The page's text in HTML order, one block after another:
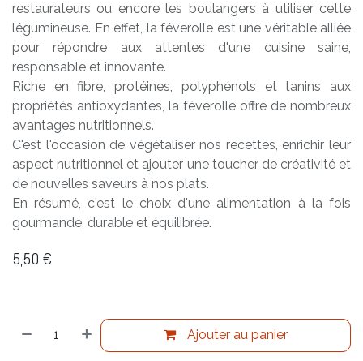
restaurateurs ou encore les boulangers à utiliser cette
légumineuse. En effet, la féverolle est une véritable alliée
pour répondre aux attentes d'une cuisine saine,
responsable et innovante.
Riche en fibre, protéines, polyphénols et tanins aux
propriétés antioxydantes, la féverolle offre de nombreux
avantages nutritionnels.
C'est l'occasion de végétaliser nos recettes, enrichir leur
aspect nutritionnel et ajouter une toucher de créativité et
de nouvelles saveurs à nos plats.
En résumé, c'est le choix d'une alimentation à la fois
gourmande, durable et équilibrée.
5,50 €
Ajouter au panier